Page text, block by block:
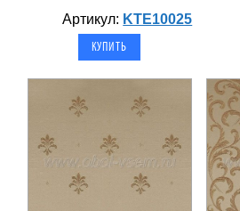
Артикул: KTE10025